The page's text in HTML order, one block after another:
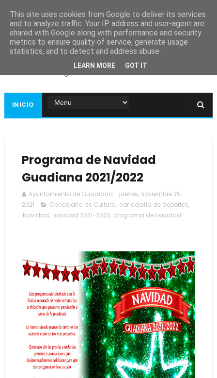
Ayuntamiento de
Guadiana
INICIO
Programa de Navidad
Guadiana 2021/2022
Ayuntamiento de Guadiana
jueves, noviembre 25,
2021
Concejalía de Cultura, concejalía de deportes,
Navidad, navidad 2021-2022, programa de navidad
This site uses cookies from Google to deliver its services
and to analyze traffic. Your IP address and user-agent are
shared with Google along with performance and security
metrics to ensure quality of service, generate usage
statistics, and to detect and address abuse.
LEARN MORE GOT IT